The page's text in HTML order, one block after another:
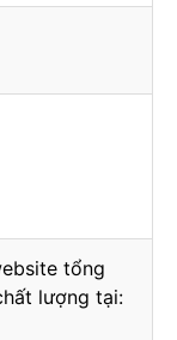
tổng
lượng tại: